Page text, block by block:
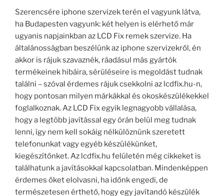
Szerencsére iphone szervizek terén el vagyunk látva,
ha Budapesten vagyunk: két helyen is elérhető már
ugyanis napjainkban az LCD Fix remek szervize. Ha
általánosságban beszélünk az iphone szervizekről, én
akkor is rájuk szavaznék, ráadásul más gyártók
termékeinek hibáira, sérüléseire is megoldást tudnak
találni – szóval érdemes rájuk csekkolni az lcdfix.hu-n,
hogy pontosan milyen márkákkal és okoskészülékekkel
foglalkoznak. Az LCD Fix egyik legnagyobb vállalása,
hogy a legtöbb javítással egy órán belül meg tudnak
lenni, így nem kell sokáig nélkülöznünk szeretett
telefonunkat vagy egyéb készülékünket,
kiegészítőnket. Az lcdfix.hu felületén még cikkeket is
találhatunk a javításokkal kapcsolatban. Mindenképpen
érdemes őket elolvasni, ha időnk engedi, de
természetesen érthető, hogy egy javítandó készülék